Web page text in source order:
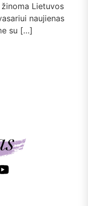
Lietuvos
naujienas
su […]